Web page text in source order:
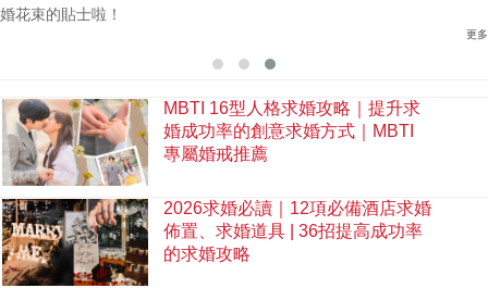
婚花束的貼士啦！
更多
MBTI 16型人格求婚攻略｜提升求
婚成功率的創意求婚方式｜MBTI
專屬婚戒推薦
2026求婚必讀｜12項必備酒店求婚
佈置、求婚道具 | 36招提高成功率
的求婚攻略